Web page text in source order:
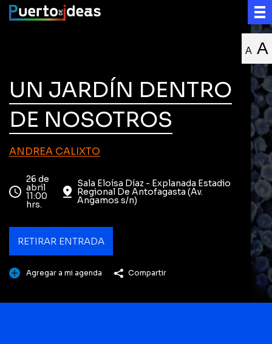
A A
UN JARDÍN DENTRO
DE NOSOTROS
ANDREA CALIXTO
26 de
abril
11:00
hrs.
Sala Eloísa Díaz - Explanada Estadio
Regional De Antofagasta (Av.
Angamos s/n)
RETIRAR ENTRADA
Agregar a mi agenda Compartir